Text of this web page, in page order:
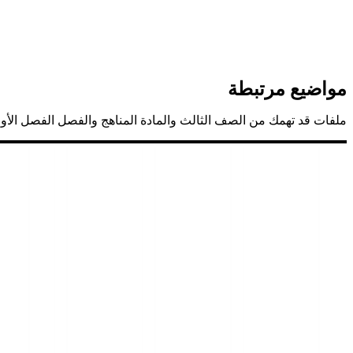
مواضيع مرتبطة
ملفات قد تهمك من الصف الثالث والمادة المناهج والفصل الفصل